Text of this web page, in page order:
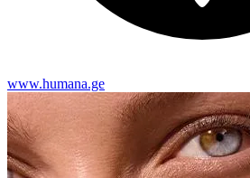
www.humana.ge